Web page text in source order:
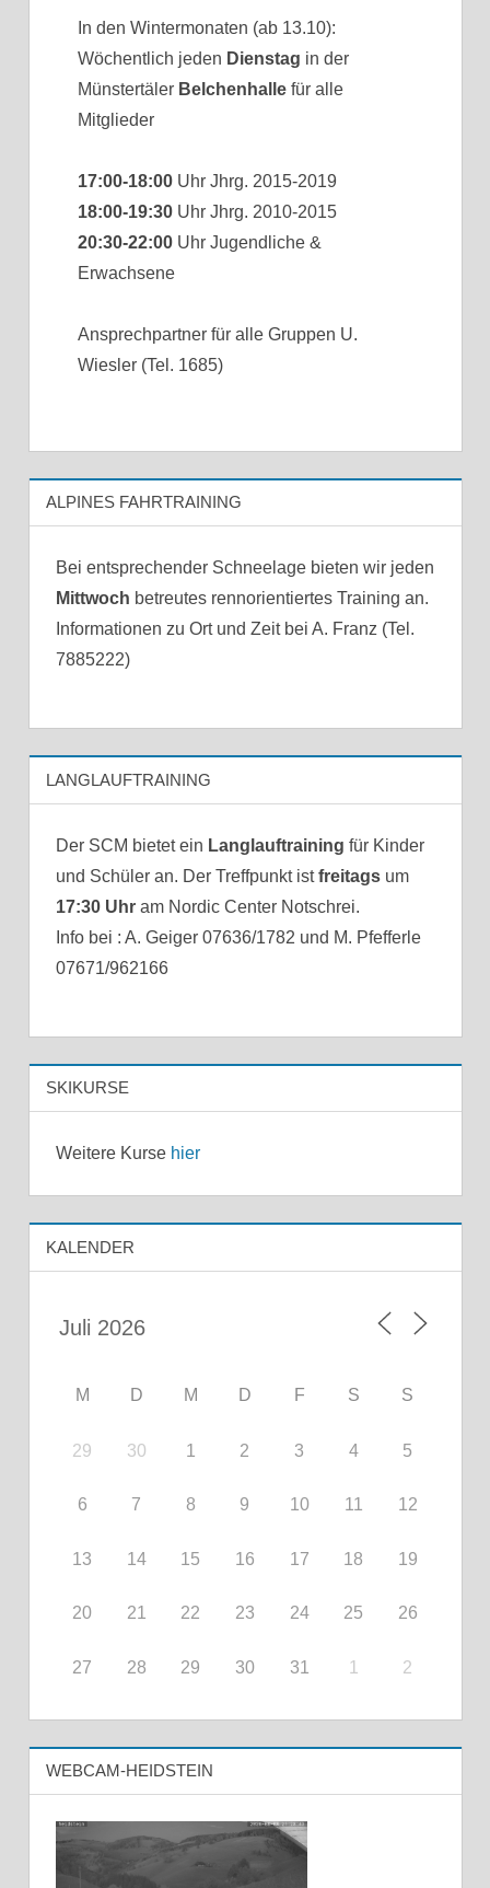
In den Wintermonaten (ab 13.10):
Wöchentlich jeden Dienstag in der
Münstertäler Belchenhallefür alle
Mitglieder
17:00-18:00Uhr Jhrg. 2015-2019
18:00-19:30Uhr Jhrg. 2010-2015
20:30-22:00Uhr Jugendliche &
Erwachsene
Ansprechpartner für alle Gruppen U.
Wiesler (Tel. 1685)
ALPINES FAHRTRAINING
Bei entsprechender Schneelage bieten wir jeden
Mittwoch betreutes rennorientiertes Training an.
Informationen zu Ort und Zeit bei A. Franz (Tel.
7885222)
LANGLAUFTRAINING
Der SCM bietet ein Langlauftraining für Kinder
und Schüler an. Der Treffpunkt istfreitagsum
17:30 Uhram Nordic Center Notschrei.
Info bei : A. Geiger 07636/1782 und M. Pfefferle
07671/962166
SKIKURSE
Weitere Kurse hier
KALENDER
M D M D F S S
29 30 1 2 3 4 5
6 7 8 9 10 11 12
13 14 15 16 17 18 19
20 21 22 23 24 25 26
27 28 29 30 31 1 2
WEBCAM-HEIDSTEIN